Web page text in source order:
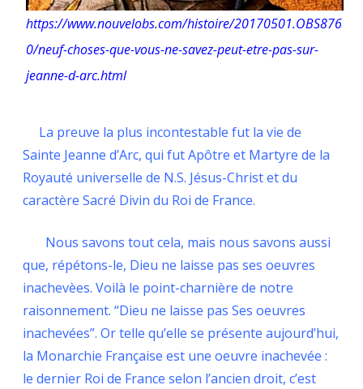
https://www.nouvelobs.com/histoire/20170501.OBS876
0/neuf-choses-que-vous-ne-savez-peut-etre-pas-sur-
jeanne-d-arc.html
La preuve la plus incontestable fut la vie de
Sainte Jeanne d’Arc, qui fut Apôtre et Martyre de la
Royauté universelle de N.S. Jésus-Christ et du
caractère Sacré Divin du Roi de France.
Nous savons tout cela, mais nous savons aussi
que, répétons-le, Dieu ne laisse pas ses oeuvres
inachevèes. Voilà le point-charnière de notre
raisonnement. “Dieu ne laisse pas Ses oeuvres
inachevées”. Or telle qu’elle se présente aujourd’hui,
la Monarchie Française est une oeuvre inachevée :
le dernier Roi de France selon l’ancien droit, c’est